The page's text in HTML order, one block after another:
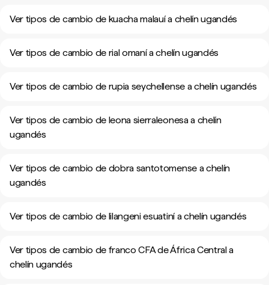
Ver tipos de cambio de kuacha malauí a chelín ugandés
Ver tipos de cambio de rial omaní a chelín ugandés
Ver tipos de cambio de rupia seychellense a chelín ugandés
Ver tipos de cambio de leona sierraleonesa a chelín
ugandés
Ver tipos de cambio de dobra santotomense a chelín
ugandés
Ver tipos de cambio de lilangeni esuatiní a chelín ugandés
Ver tipos de cambio de franco CFA de África Central a
chelín ugandés